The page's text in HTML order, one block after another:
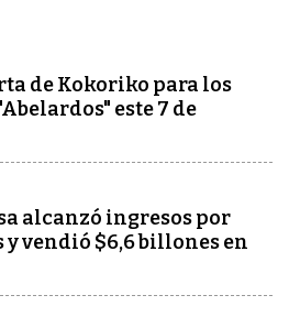
de Kokoriko para los
este 7 de
alcanzó ingresos por
y vendió $6,6 billones en